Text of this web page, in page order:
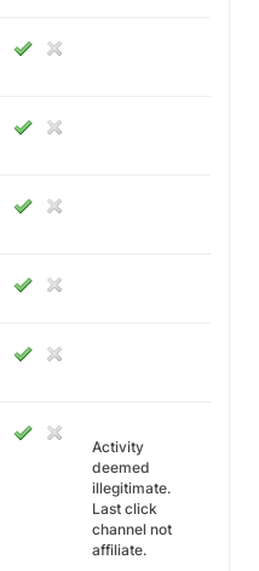
Activity
deemed
illegitimate.
Last click
channel not
affiliate.